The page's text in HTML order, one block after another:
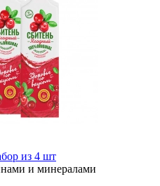
из 4 шт
и минералами